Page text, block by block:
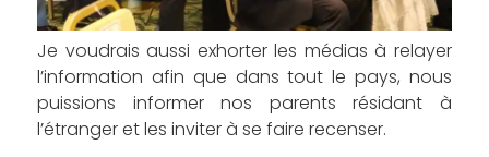
Je voudrais aussi exhorter les médias à relayer
l’information afin que dans tout le pays, nous
puissions informer nos parents résidant à
l’étranger et les inviter à se faire recenser.